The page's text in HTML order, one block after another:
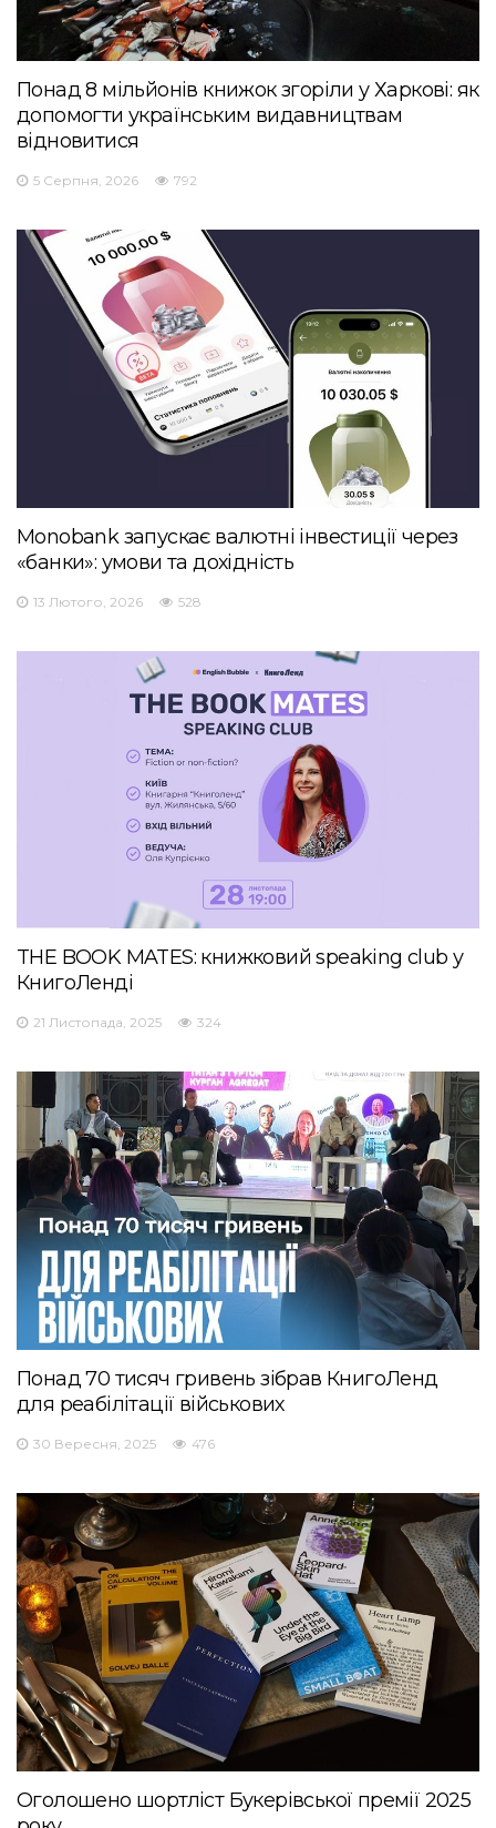
Понад 8 мільйонів книжок згоріли у Харкові: як
допомогти українським видавництвам
відновитися
5 Серпня, 2026 792
Monobank запускає валютні інвестиції через
«банки»: умови та дохідність
13 Лютого, 2026 528
THE BOOK MATES: книжковий speaking club у
КнигоЛенді
21 Листопада, 2025 324
Понад 70 тисяч гривень зібрав КнигоЛенд
для реабілітації військових
30 Вересня, 2025 476
Оголошено шортліст Букерівської премії 2025